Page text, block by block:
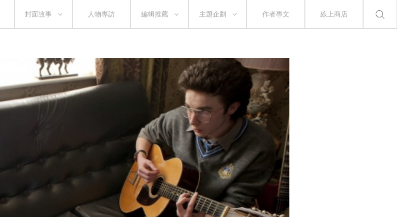
封面故事 人物專訪 編輯推薦 主題企劃 作者專文 線上商店